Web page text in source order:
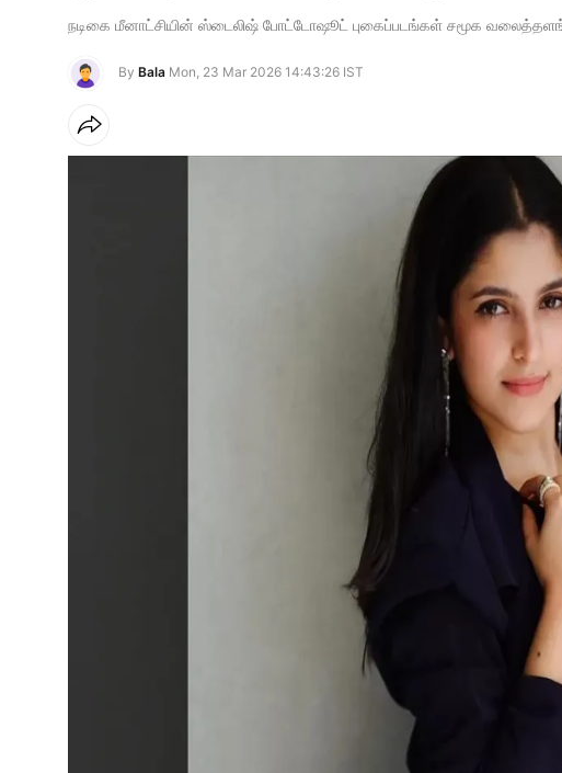
நடிகை மீனாட்சியின் ஸ்டைலிஷ் போட்டோஷூட் புகைப்படங்கள் சமூக
By Bala Mon, 23 Mar 2026 14:43:26 IST